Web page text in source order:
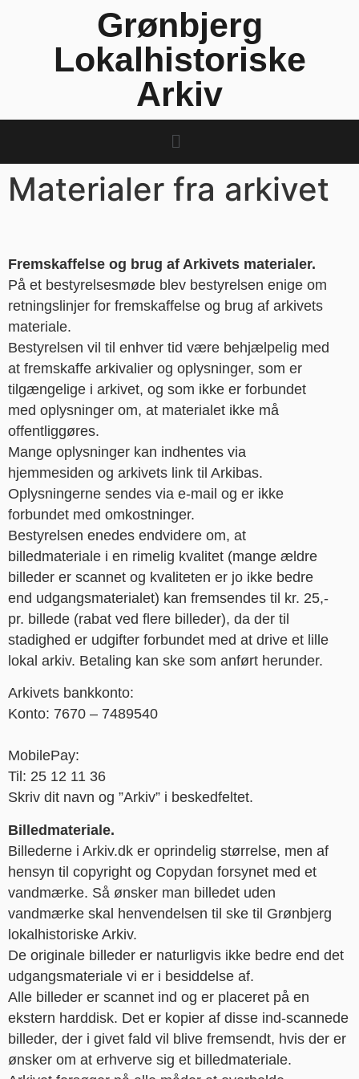
Grønbjerg
Lokalhistoriske
Arkiv
Materialer fra arkivet
Fremskaffelse og brug af Arkivets materialer.
På et bestyrelsesmøde blev bestyrelsen enige om
retningslinjer for fremskaffelse og brug af arkivets
materiale.
Bestyrelsen vil til enhver tid være behjælpelig med
at fremskaffe arkivalier og oplysninger, som er
tilgængelige i arkivet, og som ikke er forbundet
med oplysninger om, at materialet ikke må
offentliggøres.
Mange oplysninger kan indhentes via
hjemmesiden og arkivets link til Arkibas.
Oplysningerne sendes via e-mail og er ikke
forbundet med omkostninger.
Bestyrelsen enedes endvidere om, at
billedmateriale i en rimelig kvalitet (mange ældre
billeder er scannet og kvaliteten er jo ikke bedre
end udgangsmaterialet) kan fremsendes til kr. 25,-
pr. billede (rabat ved flere billeder), da der til
stadighed er udgifter forbundet med at drive et lille
lokal arkiv. Betaling kan ske som anført herunder.
Arkivets bankkonto:
Konto: 7670 – 7489540
MobilePay:
Til: 25 12 11 36
Skriv dit navn og ”Arkiv” i beskedfeltet.
Billedmateriale.
Billederne i Arkiv.dk er oprindelig størrelse, men af
hensyn til copyright og Copydan forsynet med et
vandmærke. Så ønsker man billedet uden
vandmærke skal henvendelsen til ske til Grønbjerg
lokalhistoriske Arkiv.
De originale billeder er naturligvis ikke bedre end det
udgangsmateriale vi er i besiddelse af.
Alle billeder er scannet ind og er placeret på en
ekstern harddisk. Det er kopier af disse ind-scannede
billeder, der i givet fald vil blive fremsendt, hvis der er
ønsker om at erhverve sig et billedmateriale.